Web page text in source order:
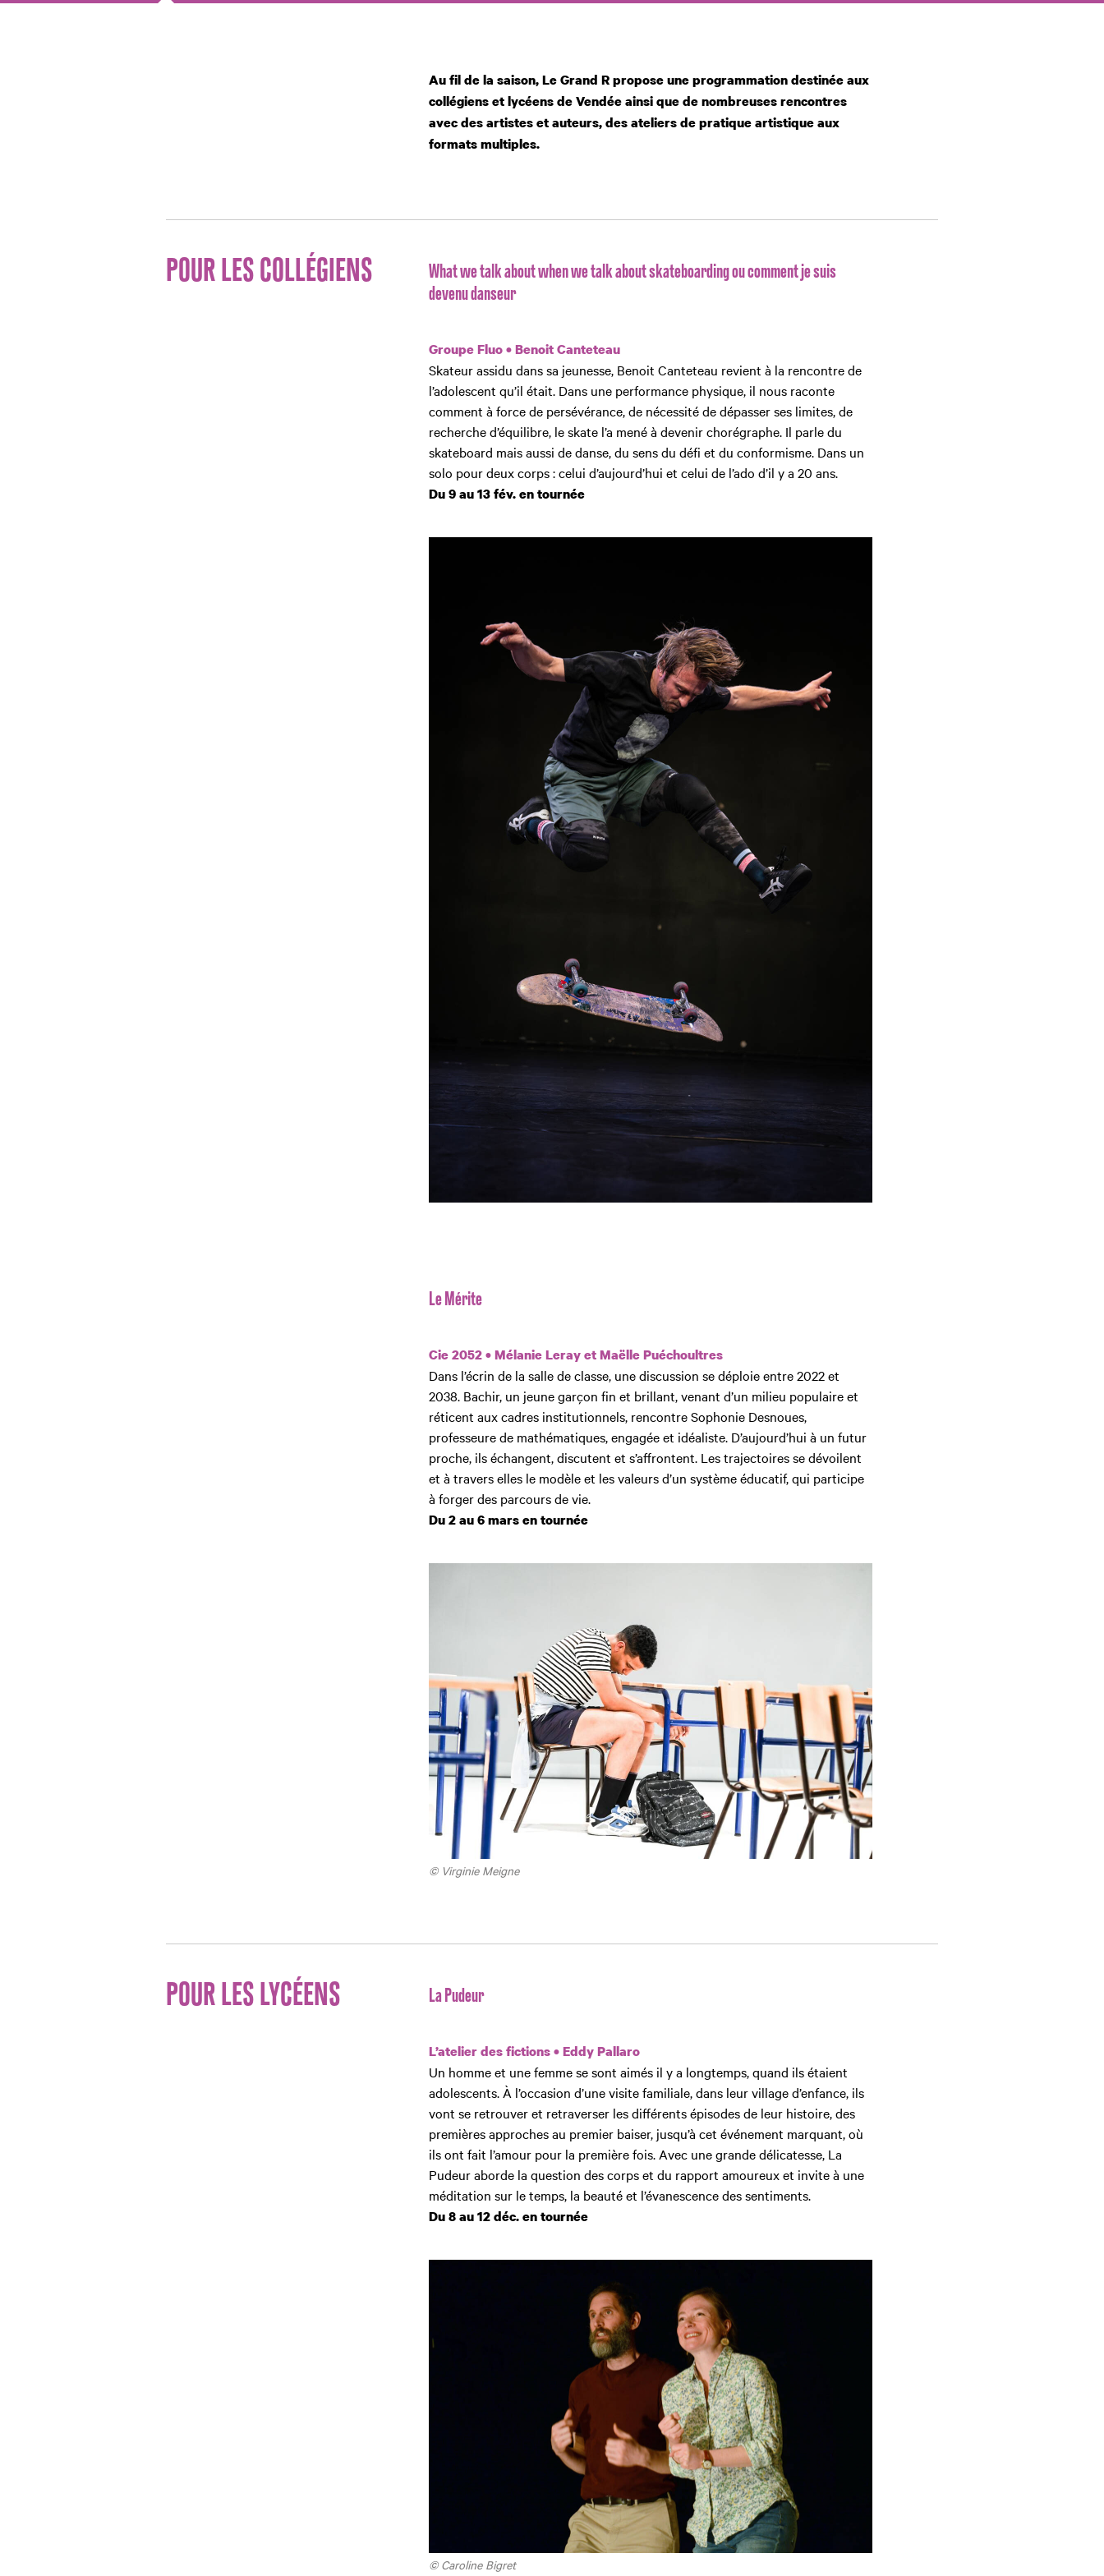
/span>
Au fil de la saison, Le Grand R propose une programmation destinée aux
collégiens et lycéens de Vendée ainsi que de nombreuses rencontres
avec des artistes et auteurs, des ateliers de pratique artistique aux
formats multiples.
POUR LES COLLÉGIENS
What we talk about when we talk about skateboarding ou comment je suis
devenu danseur
Groupe Fluo • Benoit Canteteau
Skateur assidu dans sa jeunesse, Benoit Canteteau revient à la rencontre de
l’adolescent qu’il était. Dans une performance physique, il nous raconte
comment à force de persévérance, de nécessité de dépasser ses limites, de
recherche d’équilibre, le skate l’a mené à devenir chorégraphe. Il parle du
skateboard mais aussi de danse, du sens du défi et du conformisme. Dans un
solo pour deux corps : celui d’aujourd’hui et celui de l’ado d’il y a 20 ans.
Du 9 au 13 fév. en tournée
Le Mérite
Cie 2052 • Mélanie Leray et Maëlle Puéchoultres
Dans l’écrin de la salle de classe, une discussion se déploie entre 2022 et
2038. Bachir, un jeune garçon fin et brillant, venant d’un milieu populaire et
réticent aux cadres institutionnels, rencontre Sophonie Desnoues,
professeure de mathématiques, engagée et idéaliste. D’aujourd’hui à un futur
proche, ils échangent, discutent et s’affrontent. Les trajectoires se dévoilent
et à travers elles le modèle et les valeurs d’un système éducatif, qui participe
à forger des parcours de vie.
Du 2 au 6 mars en tournée
© Virginie Meigne
POUR LES LYCÉENS La Pudeur
L’atelier des fictions • Eddy Pallaro
Un homme et une femme se sont aimés il y a longtemps, quand ils étaient
adolescents. À l’occasion d’une visite familiale, dans leur village d’enfance, ils
vont se retrouver et retraverser les différents épisodes de leur histoire, des
premières approches au premier baiser, jusqu’à cet événement marquant, où
ils ont fait l’amour pour la première fois. Avec une grande délicatesse, La
Pudeur aborde la question des corps et du rapport amoureux et invite à une
méditation sur le temps, la beauté et l’évanescence des sentiments.
Du 8 au 12 déc. en tournée
© Caroline Bigret